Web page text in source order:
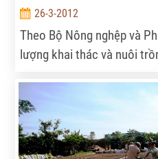
26-3-2012
Theo Bộ Nông nghệp và
lượng khai thác và nuôi
năm 2011; trong đó sản
ngàn tấn, tăng 1,2%, sản
512 ngàn tấn, tăng 5,2%.